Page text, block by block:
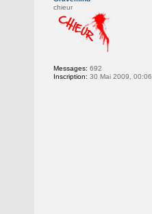
chieur
Messages: 692
Inscription: 30 Mai 2009, 00:06